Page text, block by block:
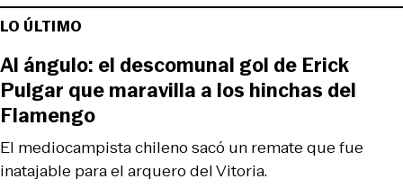
LO ÚLTIMO
El mediocampista chileno sacó un remate que fue
inatajable para el arquero del Vitoria.
Al ángulo: el descomunal gol de Erick
Pulgar que maravilla a los hinchas del
Flamengo